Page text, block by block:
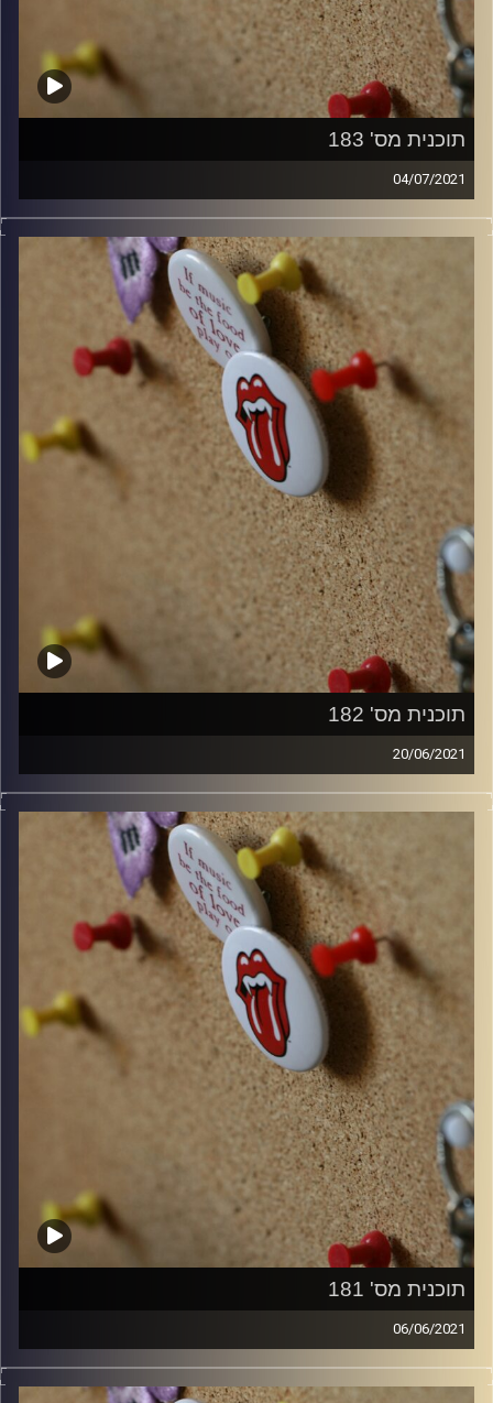
תוכנית מס' 183
04/07/2021
קלאסיקות רוק עם אורן הוף.
włodi
תוכנית מס' 182
20/06/2021
קלאסיקות רוק עם אורן הוף.
włodi
תוכנית מס' 181
06/06/2021
קלאסיקות רוק עם אורן הוף.